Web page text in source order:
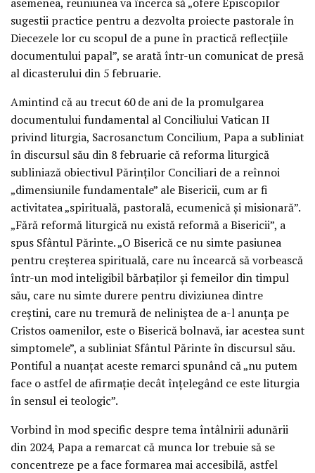
sugestii practice pentru a dezvolta proiecte pastorale în
Diecezele lor cu scopul de a pune în practică reflecțiile
documentului papal”, se arată într-un comunicat de presă
al dicasterului din 5 februarie.
Amintind că au trecut 60 de ani de la promulgarea
documentului fundamental al Conciliului Vatican II
privind liturgia, Sacrosanctum Concilium, Papa a subliniat
în discursul său din 8 februarie că reforma liturgică
subliniază obiectivul Părinților Conciliari de a reînnoi
„dimensiunile fundamentale” ale Bisericii, cum ar fi
activitatea „spirituală, pastorală, ecumenică și misionară”.
„Fără reformă liturgică nu există reformă a Bisericii”, a
spus Sfântul Părinte. „O Biserică ce nu simte pasiunea
pentru creșterea spirituală, care nu încearcă să vorbească
într-un mod inteligibil bărbaților și femeilor din timpul
său, care nu simte durere pentru diviziunea dintre
creștini, care nu tremură de neliniștea de a-l anunța pe
Cristos oamenilor, este o Biserică bolnavă, iar acestea sunt
simptomele”, a subliniat Sfântul Părinte în discursul său.
Pontiful a nuanțat aceste remarci spunând că „nu putem
face o astfel de afirmație decât înțelegând ce este liturgia
în sensul ei teologic”.
Vorbind în mod specific despre tema întâlnirii adunării
din 2024, Papa a remarcat că munca lor trebuie să se
concentreze pe a face formarea mai accesibilă, astfel